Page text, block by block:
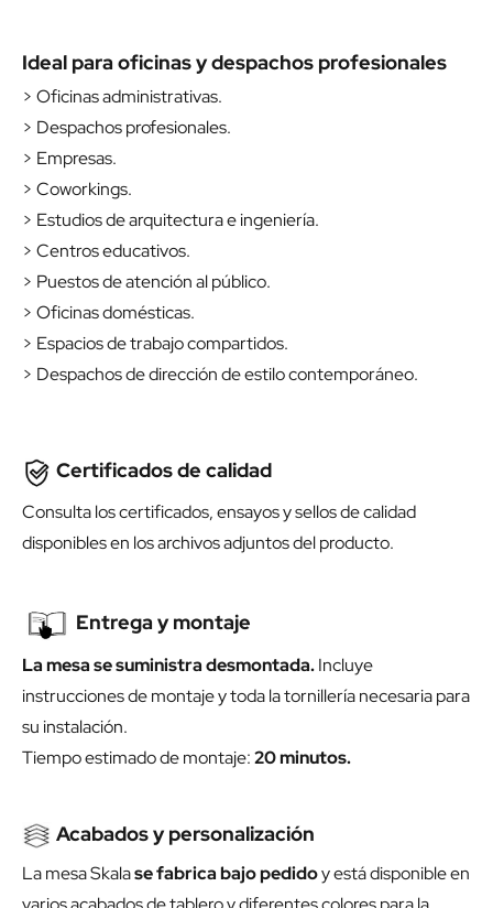
Ideal para oficinas y despachos profesionales
> Oficinas administrativas.
> Despachos profesionales.
> Empresas.
> Coworkings.
> Estudios de arquitectura e ingeniería.
> Centros educativos.
> Puestos de atención al público.
> Oficinas domésticas.
> Espacios de trabajo compartidos.
> Despachos de dirección de estilo contemporáneo.
Certificados de calidad
Consulta los certificados, ensayos y sellos de calidad
disponibles en los archivos adjuntos del producto.
Entrega y montaje
La mesa se suministra desmontada.Incluye
instrucciones de montaje y toda la tornillería necesaria para
su instalación.
Tiempo estimado de montaje:20 minutos.
Acabados y personalización
La mesa Skalase fabrica bajo pedidoy está disponible en